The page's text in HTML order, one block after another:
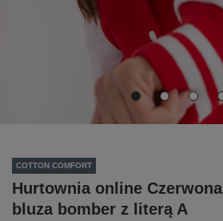
COTTON COMFORT
Hurtownia online Czerwona
bluza bomber z literą A